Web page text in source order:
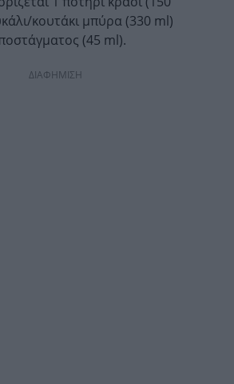
κουτάκι μπύρα (330 ml)
(45 ml).
ΔΙΑΦΗΜΙΣΗ